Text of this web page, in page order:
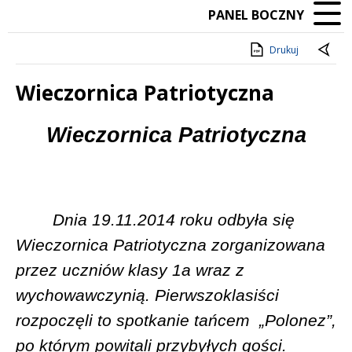
PANEL BOCZNY
Drukuj
Wieczornica Patriotyczna
TreśćWieczornica Patriotyczna
Dnia 19.11.2014 roku odbyła się
Wieczornica Patriotyczna zorganizowana
przez uczniów klasy 1a wraz z
wychowawczynią. Pierwszoklasiści
rozpoczęli to spotkanie tańcem „Polonez”,
po którym powitali przybyłych gości.